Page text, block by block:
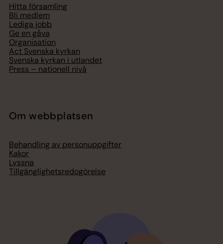
Hitta församling
Bli medlem
Lediga jobb
Ge en gåva
Organisation
Act Svenska kyrkan
Svenska kyrkan i utlandet
Press – nationell nivå
Om webbplatsen
Behandling av personuppgifter
Kakor
Lyssna
Tillgänglighetsredogörelse